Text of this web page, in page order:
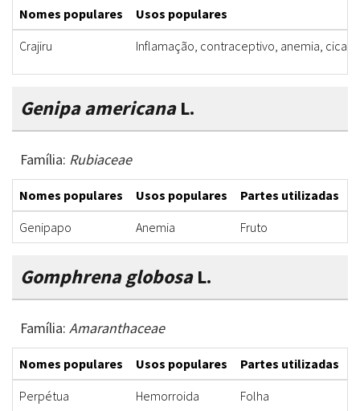
Nomes populares
Usos populares
Crajiru
Inflamação, contraceptivo, anemia,
Genipa americanaL.
Família: Rubiaceae
Nomes populares Usos populares Partes utilizadas
Genipapo
Anemia Fruto
Gomphrena globosaL.
Família: Amaranthaceae
Nomes populares Usos populares Partes utilizadas
Perpétua
Hemorroida Folha